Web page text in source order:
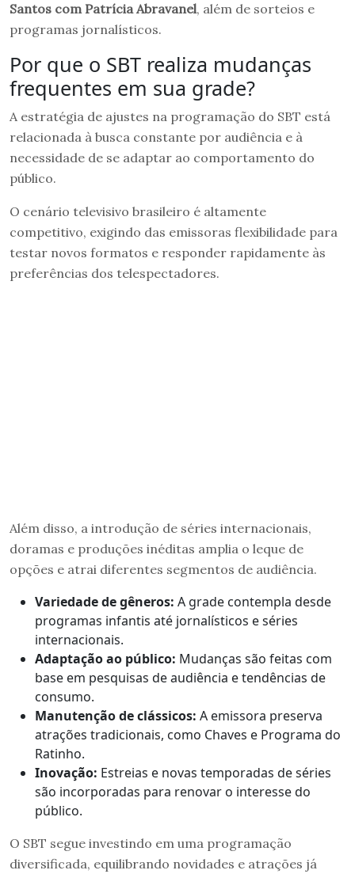
Santos com Patrícia Abravanel, além de sorteios e
programas jornalísticos.
Por que o SBT realiza mudanças
frequentes em sua grade?
A estratégia de ajustes na programação do SBT está
relacionada à busca constante por audiência e à
necessidade de se adaptar ao comportamento do
público.
O cenário televisivo brasileiro é altamente
competitivo, exigindo das emissoras flexibilidade para
testar novos formatos e responder rapidamente às
preferências dos telespectadores.
Além disso, a introdução de séries internacionais,
doramas e produções inéditas amplia o leque de
opções e atrai diferentes segmentos de audiência.
Variedade de gêneros: A grade contempla desde
programas infantis até jornalísticos e séries
internacionais.
Adaptação ao público: Mudanças são feitas com
base em pesquisas de audiência e tendências de
consumo.
Manutenção de clássicos: A emissora preserva
atrações tradicionais, como Chaves e Programa do
Ratinho.
Inovação: Estreias e novas temporadas de séries
são incorporadas para renovar o interesse do
público.
O SBT segue investindo em uma programação
diversificada, equilibrando novidades e atrações já